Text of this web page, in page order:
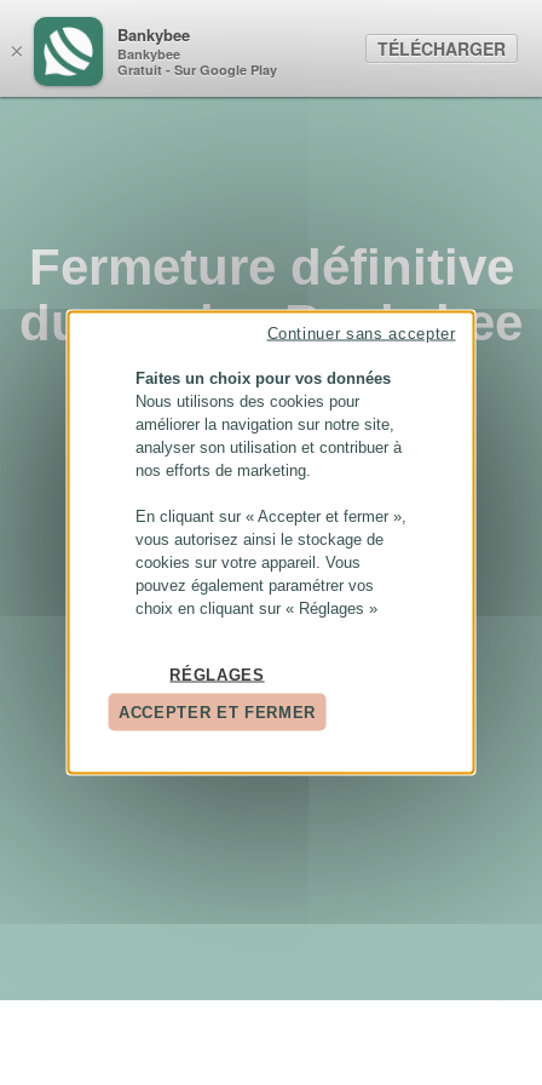
Fermeture définitive
du service Bankybee
...
×
Bankybee
Bankybee
Gratuit - Sur Google Play
TÉLÉCHARGER
Faites un choix pour vos données
Nous utilisons des cookies pour
améliorer la navigation sur notre site,
analyser son utilisation et contribuer à
nos efforts de marketing.
En cliquant sur « Accepter et fermer »,
vous autorisez ainsi le stockage de
cookies sur votre appareil. Vous
pouvez également paramétrer vos
choix en cliquant sur « Réglages »
RÉGLAGES
ACCEPTER ET FERMER
Continuer sans accepter